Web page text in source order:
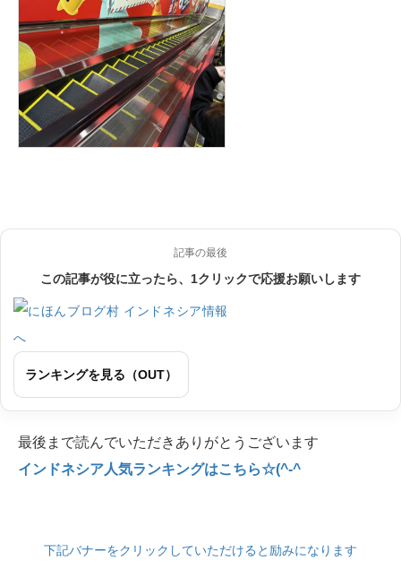
記事の最後
この記事が役に立ったら、1クリックで応援お願いします
ランキングを見る（OUT）
最後まで読んでいただきありがとうございます
インドネシア人気ランキングはこちら☆(^-^
下記バナーをクリックしていただけると励みになります